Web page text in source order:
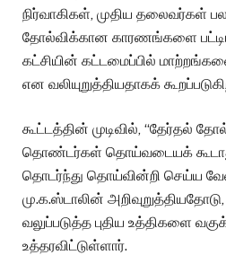
நிர்வாகிகள், முதிய தலைவர்கள்
தோல்விக்கான காரணங்களை
கட்சியின் கட்டமைப்பில்
என வலியுறுத்தியதாகக்
கூட்டத்தின் முடிவில், “தேர்தல்
தொண்டர்கள் தொய்வடையக்
தொடர்ந்து தொய்வின்றி செய்ய
மு.க.ஸ்டாலின்
வலுப்படுத்த புதிய உத்திகளை
உத்தரவிட்டுள்ளார்.